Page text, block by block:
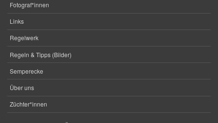
Fotograf*innen
Links
Regelwerk
Regeln & Tipps (Bilder)
Semperecke
Über uns
Züchter*innen